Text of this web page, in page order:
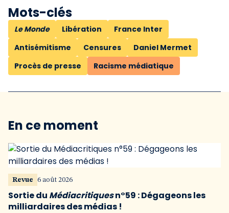
Mots-clés
Le Monde Libération
France Inter
Antisémitisme
Censures
Daniel Mermet
Procès de presse
Racisme médiatique
En ce moment
Revue 6 août 2026
Sortie du Médiacritiquesn°59 : Dégageons les
milliardaires des médias !